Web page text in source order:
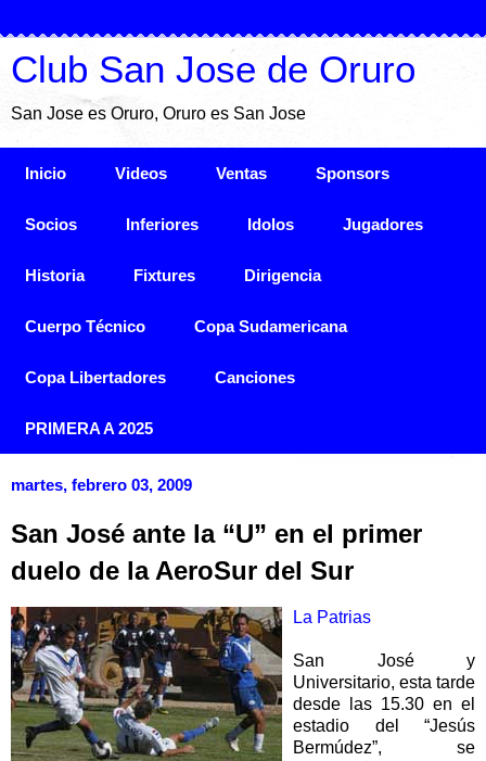
Club San Jose de Oruro
San Jose es Oruro, Oruro es San Jose
Inicio Videos Ventas Sponsors
Socios Inferiores Idolos Jugadores
Historia Fixtures Dirigencia
Cuerpo Técnico Copa Sudamericana
Copa Libertadores Canciones
PRIMERA A 2025
martes, febrero 03, 2009
San José ante la “U” en el primer
duelo de la AeroSur del Sur
La Patrias
San José y
Universitario, esta tarde
desde las 15.30 en el
estadio del “Jesús
Bermúdez”, se